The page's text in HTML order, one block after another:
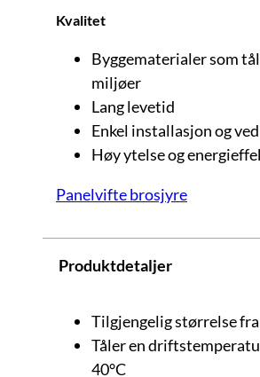
Kvalitet
Byggematerialer som
miljøer
Lang levetid
Enkel installasjon og
Høy ytelse og
Panelvifte brosjyre
Produktdetaljer
Tilgjengelig størrelse
Tåler en
40°C